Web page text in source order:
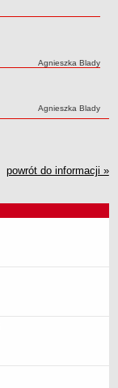
Autor:
Agnieszka Blady
Autor:
Agnieszka Blady
powrót do informacji »